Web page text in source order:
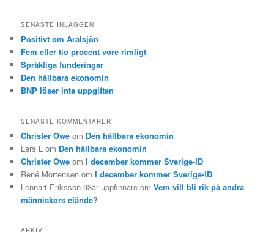
SENASTE INLÄGGEN
Positivt om Aralsjön
Fem eller tio procent vore rimligt
Språkliga funderingar
Den hållbara ekonomin
BNP löser inte uppgiften
SENASTE KOMMENTARER
Christer Owe om Den hållbara ekonomin
Lars L om Den hållbara ekonomin
Christer Owe omI december kommer Sverige-ID
René Mortensen omI december kommer Sverige-ID
Lennart Eriksson 93år uppfinnare omVem vill bli rik på andra
människors elände?
ARKIV